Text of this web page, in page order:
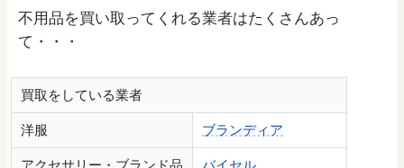
不用品を買い取ってくれる業者はたくさんあっ
て・・・
買取をしている業者
洋服 ブランディア